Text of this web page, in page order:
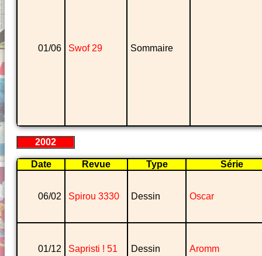
01/06 Swof 29 Sommaire
2002
Date Revue Type Série
06/02 Spirou 3330 Dessin Oscar
01/12 Sapristi ! 51 Dessin Aromm